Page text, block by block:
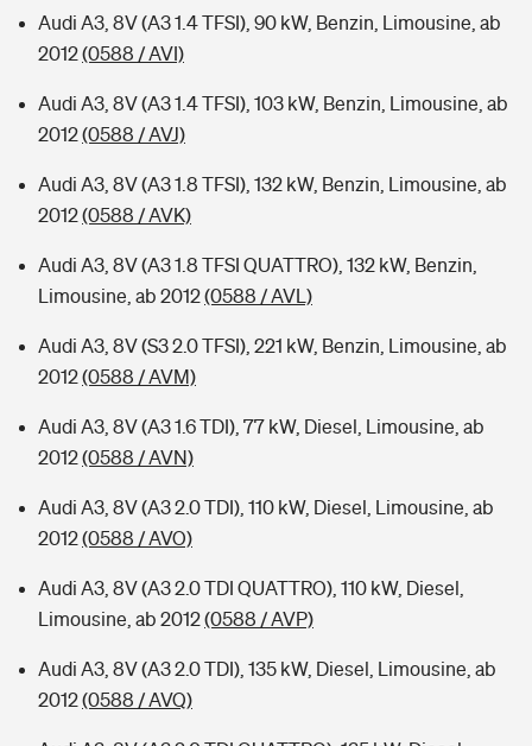
Audi A3, 8V (A3 1.4 TFSI), 90 kW, Benzin, Limousine, ab
2012(0588 / AVI)
Audi A3, 8V (A3 1.4 TFSI), 103 kW, Benzin, Limousine, ab
2012(0588 / AVJ)
Audi A3, 8V (A3 1.8 TFSI), 132 kW, Benzin, Limousine, ab
2012(0588 / AVK)
Audi A3, 8V (A3 1.8 TFSI QUATTRO), 132 kW, Benzin,
Limousine, ab 2012(0588 / AVL)
Audi A3, 8V (S3 2.0 TFSI), 221 kW, Benzin, Limousine, ab
2012(0588 / AVM)
Audi A3, 8V (A3 1.6 TDI), 77 kW, Diesel, Limousine, ab
2012(0588 / AVN)
Audi A3, 8V (A3 2.0 TDI), 110 kW, Diesel, Limousine, ab
2012(0588 / AVO)
Audi A3, 8V (A3 2.0 TDI QUATTRO), 110 kW, Diesel,
Limousine, ab 2012(0588 / AVP)
Audi A3, 8V (A3 2.0 TDI), 135 kW, Diesel, Limousine, ab
2012(0588 / AVQ)